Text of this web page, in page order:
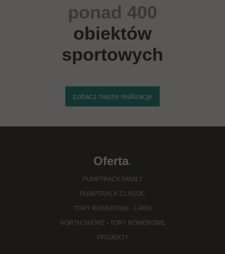
ponad 400
obiektów
sportowych
zobacz nasze realizacje
Oferta.
PUMPTRACK FAMILY
PUMPTRACK CLASSIC
TORY ROWEROWE - LARIX
NORTH SHORE - TORY ROWEROWE
PROJEKTY